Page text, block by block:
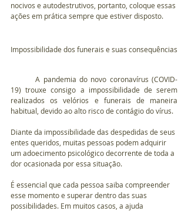
nocivos e autodestrutivos, portanto, coloque essas
ações em prática sempre que estiver disposto.
Impossibilidade dos funerais e suas consequências
	A pandemia do novo coronavírus (COVID-
19) trouxe consigo a impossibilidade de serem
realizados os velórios e funerais de maneira
habitual, devido ao alto risco de contágio do vírus.
Diante da impossibilidade das despedidas de seus
entes queridos, muitas pessoas podem adquirir
um adoecimento psicológico decorrente de toda a
dor ocasionada por essa situação.
É essencial que cada pessoa saiba compreender
esse momento e superar dentro das suas
possibilidades. Em muitos casos, a ajuda